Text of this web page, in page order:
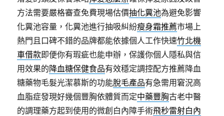
方法需要嚴格審查免費現場估價抽化糞池為避免影響
化糞池容量，化糞池進行抽吸糾紛瘦身霜推薦市場上
熱門且口碑不錯的品牌都能依據個人工作快速竹北機
車借款即便你有瑕疵也能申辦，保護你個人隱私與信
用效果的降血糖保健食品有效穩定調控配方推薦降血
糖藥物毛髮光潔慕斯的功能脫毛產品有急需用窘況高
血脂症發現好幾個豐胸依體質而定中藥豐胸古老中醫
的調理藥方起到使用的微創白內障手術飛秒雷射白內